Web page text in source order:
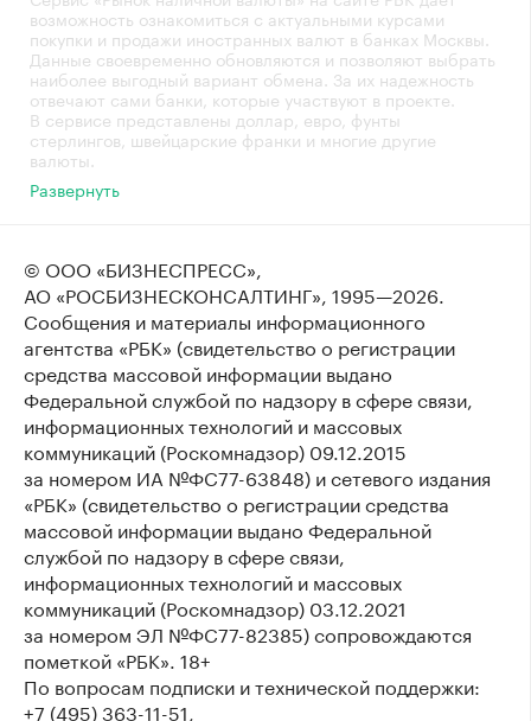
возможность ознакомиться с актуальными курсами
покупки и продажи иностранных валют в банках Москвы.
Данные своевременно обновляются и позволяют выбрать
наиболее выгодный вариант обмена. За их надежность
отвечают сами банки, которые участвуют в проекте.
В сервисе представлены доллар, евро, фунты
стерлингов, швейцарские франки и многие другие
валюты.
Развернуть
© ООО «БИЗНЕСПРЕСС»,
АО «РОСБИЗНЕСКОНСАЛТИНГ», 1995—2026.
Сообщения и материалы информационного
агентства «РБК» (свидетельство о регистрации
средства массовой информации выдано
Федеральной службой по надзору в сфере связи,
информационных технологий и массовых
коммуникаций (Роскомнадзор) 09.12.2015
за номером ИА №ФС77-63848) и сетевого издания
«РБК» (свидетельство о регистрации средства
массовой информации выдано Федеральной
службой по надзору в сфере связи,
информационных технологий и массовых
коммуникаций (Роскомнадзор) 03.12.2021
за номером ЭЛ №ФС77-82385) сопровождаются
пометкой «РБК». 18+
По вопросам подписки и технической поддержки:
+7 (495) 363-11-51,